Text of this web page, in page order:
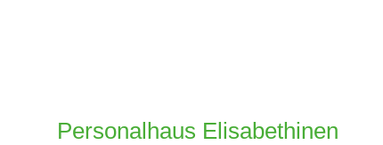
Personalhaus Elisabethinen